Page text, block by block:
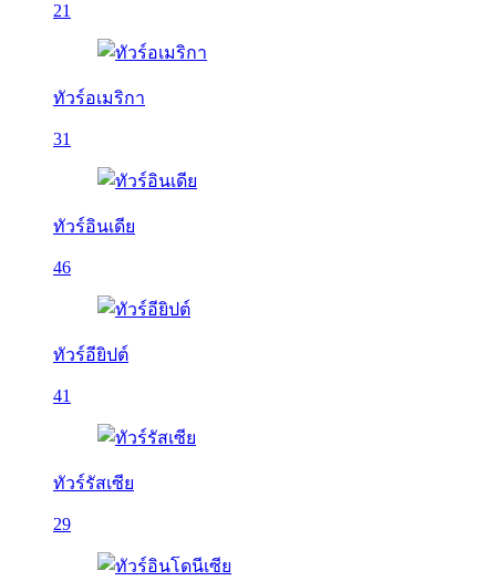
21
ทัวร์อเมริกา
31
ทัวร์อินเดีย
46
ทัวร์อียิปต์
41
ทัวร์รัสเซีย
29